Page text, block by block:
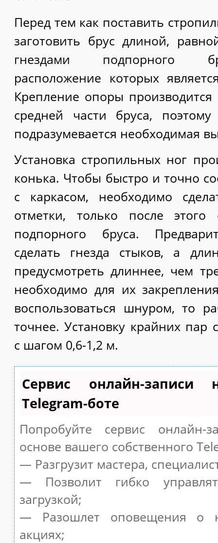
Перед тем как поставить
заготовить брус длиной,
гнездами подпорного
расположение которых
Крепление опоры
средней части бруса,
подразумевается необходимая
Установка стропильных ног
конька. Чтобы быстро и точно
с каркасом, необходимо
отметки, только после этого
подпорного бруса.
сделать гнезда стыков, а
предусмотреть длиннее, чем
необходимо для их
воспользоваться шнуром, то
точнее. Установку крайних пар
с шагом 0,6-1,2 м.
Сервис онлайн-записи
Telegram-боте
Попробуйте сервис онлайн-
основе вашего собственного
— Разгрузит мастера,
— Позволит гибко
загрузкой;
— Разошлет оповещения о
акциях;